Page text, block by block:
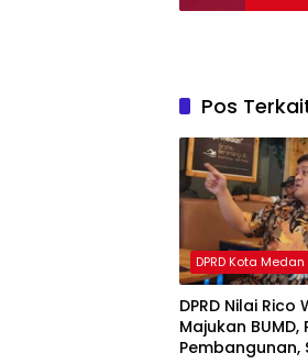
Pos
DPRD Kota Medan
DPRD Nilai
Majukan BUMD,
Pembangunan,